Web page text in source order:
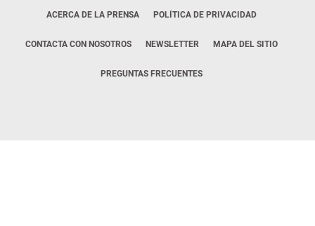
ACERCA DE LA PRENSA POLÍTICA DE PRIVACIDAD
CONTACTA CON NOSOTROS NEWSLETTER MAPA DEL SITIO
PREGUNTAS FRECUENTES